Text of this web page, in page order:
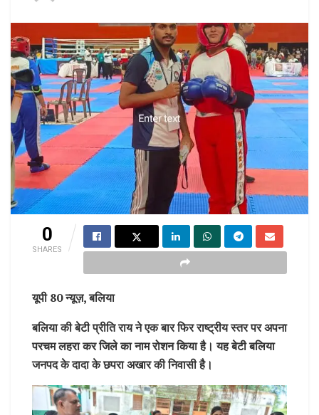
0
SHARES
यूपी 80 न्यूज़, बलिया
बलिया की बेटी प्रीति राय ने एक बार फिर राष्ट्रीय स्तर पर अपना
परचम लहरा कर जिले का नाम रोशन किया है। यह बेटी बलिया
जनपद के दादा के छपरा अखार की निवासी है।